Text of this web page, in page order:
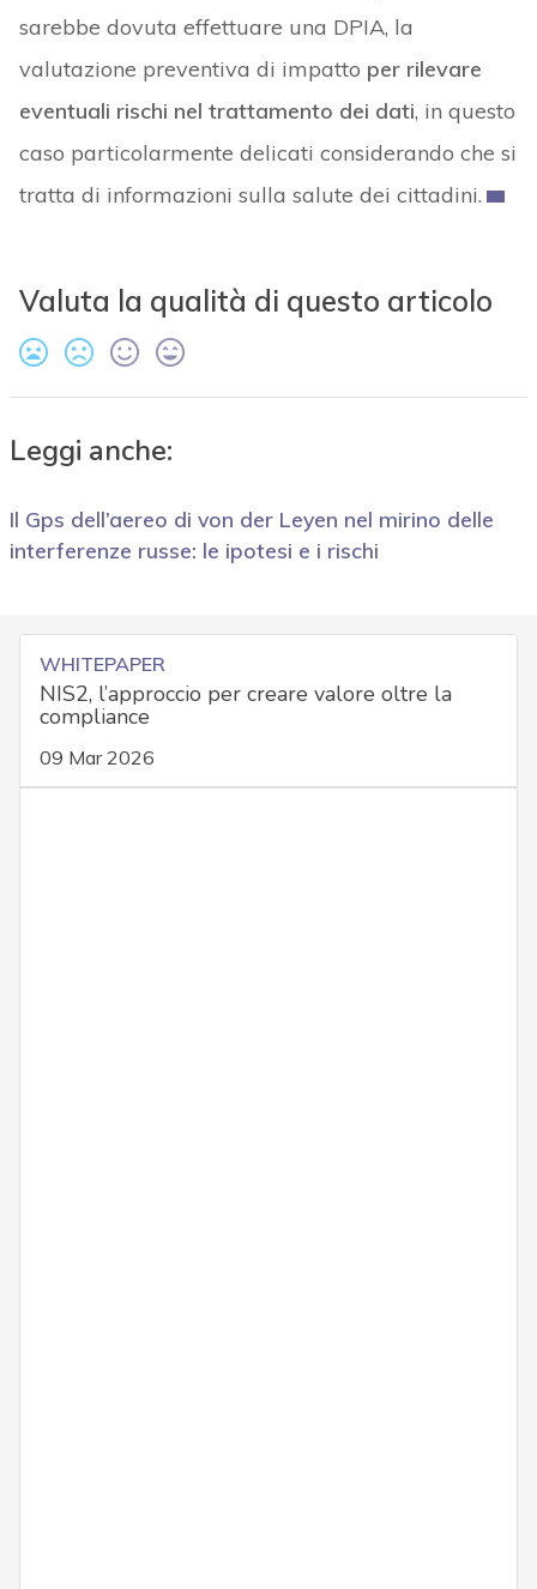
sarebbe dovuta effettuare una DPIA, la
valutazione preventiva di impatto per rilevare
eventuali rischi nel trattamento dei dati, in questo
caso particolarmente delicati considerando che si
tratta di informazioni sulla salute dei cittadini.
Valuta la qualità di questo articolo
Leggi anche:
Il Gps dell’aereo di von der Leyen nel mirino delle
interferenze russe: le ipotesi e i rischi
WHITEPAPER
NIS2, l’approccio per creare valore oltre la
compliance
09 Mar 2026